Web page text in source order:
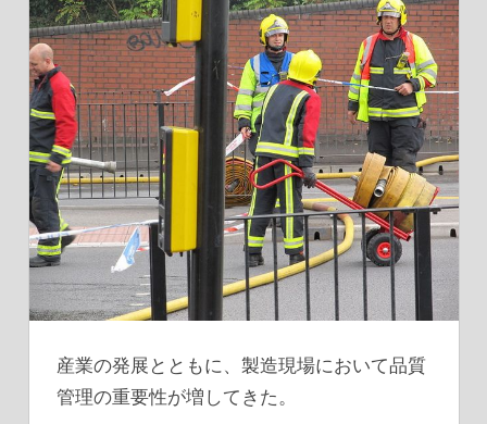
産業の発展とともに、製造現場において品質
管理の重要性が増してきた。